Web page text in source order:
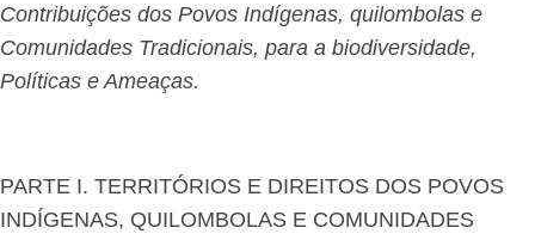
Contribuições dos Povos Indígenas, quilombolas e
Comunidades Tradicionais, para a biodiversidade,
Políticas e Ameaças.
PARTE I. TERRITÓRIOS E DIREITOS DOS POVOS
INDÍGENAS, QUILOMBOLAS E COMUNIDADES